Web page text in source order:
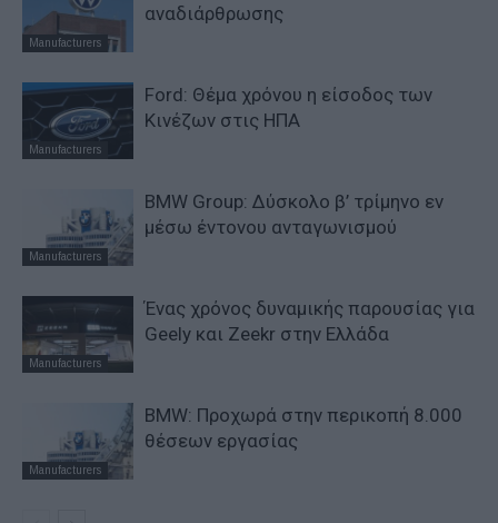
Manufacturers
αναδιάρθρωσης
Manufacturers
Ford: Θέμα χρόνου η είσοδος των
Κινέζων στις ΗΠΑ
Manufacturers
BMW Group: Δύσκολο β’ τρίμηνο εν
μέσω έντονου ανταγωνισμού
Manufacturers
Ένας χρόνος δυναμικής παρουσίας για
Geely και Zeekr στην Ελλάδα
Manufacturers
BMW: Προχωρά στην περικοπή 8.000
θέσεων εργασίας